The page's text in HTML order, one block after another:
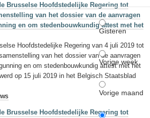
Gisteren
Vorige week
Vorige maand
Brusselse Hoofdstedelijke Regering tot
van het dossier van de aanvragen
en om stedenbouwkundig attest met het
Hoofdstedelijke Regering van 4 juli 2019 tot
van het dossier van de aanvragen
en om stedenbouwkundig attest met het
op 15 juli 2019 in het Belgisch Staatsblad
Brusselse Hoofdstedelijke Regering tot